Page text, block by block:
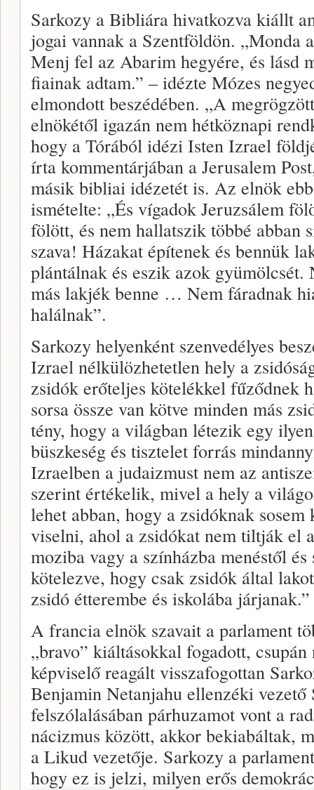
Sarkozy a Bibliára hivatkozva kiállt
jogai vannak a Szentföldön. „Monda
Menj fel az Abarim hegyére, és lásd
fiainak adtam.” – idézte Mózes
elmondott beszédében. „A
elnökétől igazán nem hétköznapi
hogy a Tórából idézi Isten Izrael
írta kommentárjában a Jerusalem
másik bibliai idézetét is. Az elnök
ismételte: „És vígadok Jeruzsálem
fölött, és nem hallatszik többé abban
szava! Házakat építenek és bennük
plántálnak és eszik azok
más lakjék benne … Nem fáradnak
halálnak”.
Sarkozy helyenként szenvedélyes
Izrael nélkülözhetetlen hely a
zsidók erőteljes kötelékkel fűződnek
sorsa össze van kötve minden más
tény, hogy a világban létezik egy
büszkeség és tisztelet forrás
Izraelben a judaizmust nem az
szerint értékelik, mivel a hely a
lehet abban, hogy a zsidóknak
viselni, ahol a zsidókat nem tiltják el
moziba vagy a színházba menéstől
kötelezve, hogy csak zsidók által
zsidó étterembe és iskolába járjanak.”
A francia elnök szavait a parlament
„bravo” kiáltásokkal fogadott,
képviselő reagált visszafogottan
Benjamin Netanjahu ellenzéki vezető
felszólalásában párhuzamot vont a
nácizmus között, akkor bekiabáltak,
a Likud vezetője. Sarkozy a
hogy ez is jelzi, milyen erős